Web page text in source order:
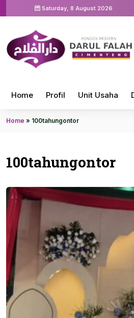
Saturday, 8 August 2026
Home Profil Unit Usaha
Home » 100tahungontor
100tahungontor